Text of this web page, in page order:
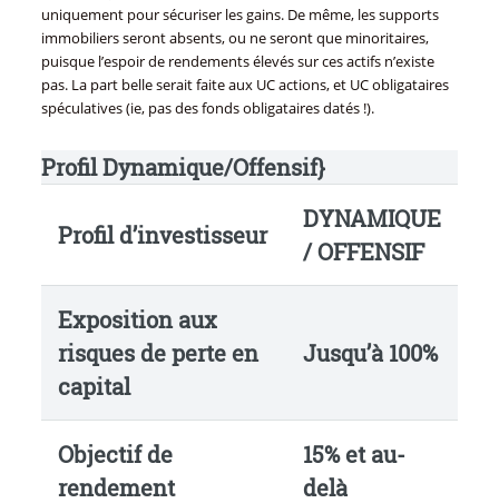
uniquement pour sécuriser les gains. De même, les supports
immobiliers seront absents, ou ne seront que minoritaires,
puisque l’espoir de rendements élevés sur ces actifs n’existe
pas. La part belle serait faite aux UC actions, et UC obligataires
spéculatives (ie, pas des fonds obligataires datés !).
Profil Dynamique/Offensif}
Profil d’investisseur
DYNAMIQUE
/ OFFENSIF
Exposition aux
risques de perte en
capital
Jusqu’à 100%
Objectif de
rendement
15% et au-
delà